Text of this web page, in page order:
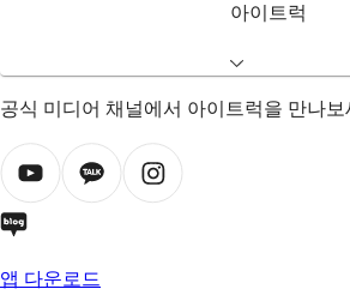
아이트럭
공식 미디어 채널에서 아이트럭을 만나보
앱 다운로드